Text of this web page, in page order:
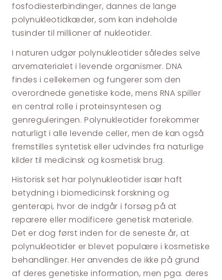
fosfodiesterbindinger, dannes de lange
polynukleotidkæder, som kan indeholde
tusinder til millioner af nukleotider.
I naturen udgør polynukleotider således selve
arvematerialet i levende organismer. DNA
findes i cellekernen og fungerer som den
overordnede genetiske kode, mens RNA spiller
en central rolle i proteinsyntesen og
genreguleringen. Polynukleotider forekommer
naturligt i alle levende celler, men de kan også
fremstilles syntetisk eller udvindes fra naturlige
kilder til medicinsk og kosmetisk brug.
Historisk set har polynukleotider især haft
betydning i biomedicinsk forskning og
genterapi, hvor de indgår i forsøg på at
reparere eller modificere genetisk materiale.
Det er dog først inden for de seneste år, at
polynukleotider er blevet populære i kosmetiske
behandlinger. Her anvendes de ikke på grund
af deres genetiske information, men pga. deres